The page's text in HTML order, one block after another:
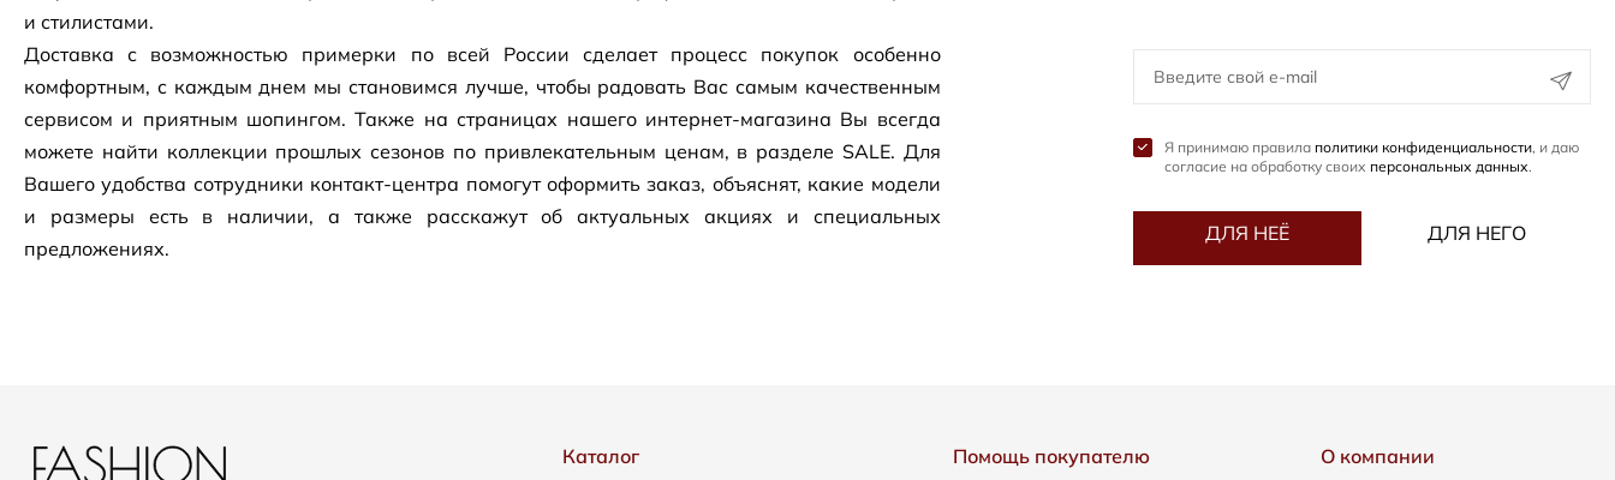
и стилистами.
Доставка с возможностью примерки по всей России сделает процесс покупок особенно
комфортным, с каждым днем мы становимся лучше, чтобы радовать Вас самым качественным
сервисом и приятным шопингом. Также на страницах нашего интернет-магазина Вы всегда
можете найти коллекции прошлых сезонов по привлекательным ценам, в разделе SALE. Для
Вашего удобства сотрудники контакт-центра помогут оформить заказ, объяснят, какие модели
и размеры есть в наличии, а также расскажут об актуальных акциях и специальных
предложениях.
Я принимаю правила политики конфиденциальности, и даю
согласие на обработку своих персональных данных.
ДЛЯ НЕЁ ДЛЯ НЕГО
Каталог Помощь покупателю О компании